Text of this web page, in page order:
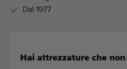
Dal 1977
Hai attrezzature che